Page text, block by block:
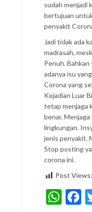
sudah menjadi
bertujuan
penyakit
Jadi tidak ada
madrasah,
Penuh.
adanya isu
Corona yang
Kejadian Luar
tetap menjaga
benar,
lingkungan.
jenis penyakit.
Stop posting
corona ini.
Post Views: